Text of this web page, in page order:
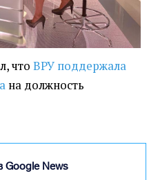
что ВРУ поддержала
на должность
Google News